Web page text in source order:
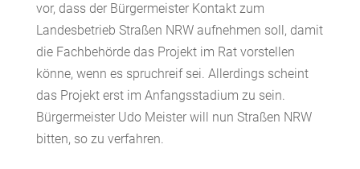
vor, dass der Bürgermeister Kontakt zum
Landesbetrieb Straßen NRW aufnehmen soll, damit
die Fachbehörde das Projekt im Rat vorstellen
könne, wenn es spruchreif sei. Allerdings scheint
das Projekt erst im Anfangsstadium zu sein.
Bürgermeister Udo Meister will nun Straßen NRW
bitten, so zu verfahren.